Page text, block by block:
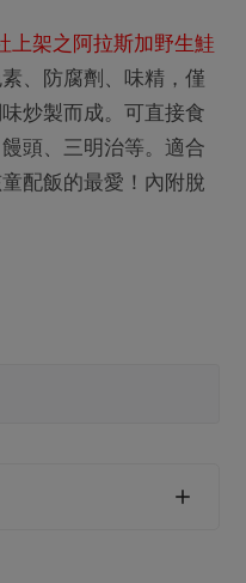
禮品
上架之阿拉斯加野生鮭
素、防腐劑、味精，僅
炒製而成。可直接食
頭、三明治等。適合
配飯的最愛！內附脫